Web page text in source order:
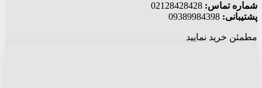
شماره تماس:
پشتیبانی:
مطمئن خرید نمایید